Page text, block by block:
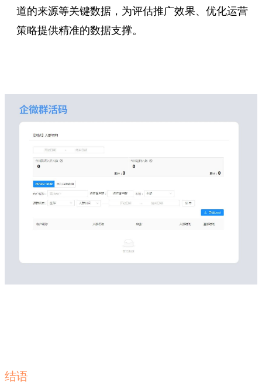
道的来源等关键数据，为评估推广效果、优化运营
策略提供精准的数据支撑。
结语